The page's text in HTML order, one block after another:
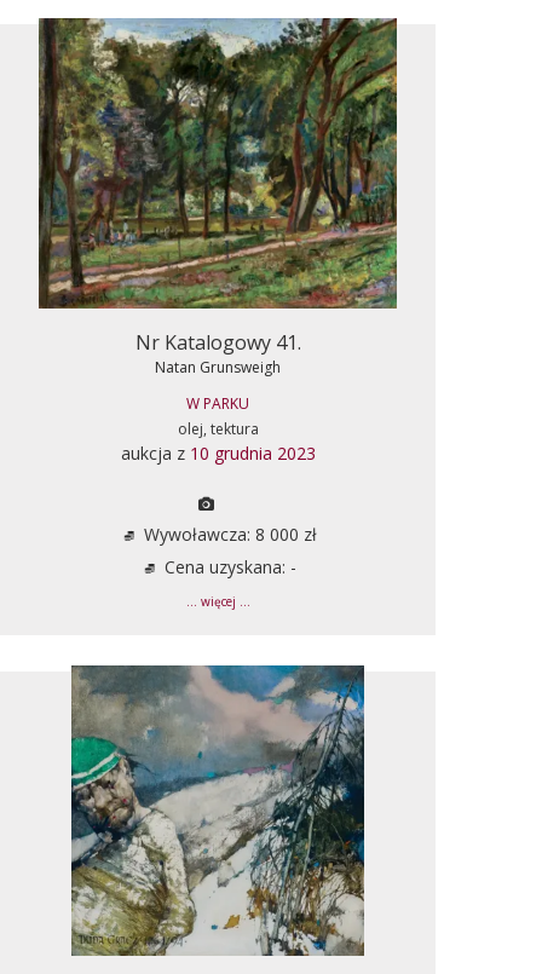
Nr Katalogowy 41.
Natan Grunsweigh
W PARKU
olej, tektura
aukcja z 10 grudnia 2023
Wywoławcza: 8 000 zł
Cena uzyskana: -
... więcej ...